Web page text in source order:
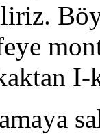
I-